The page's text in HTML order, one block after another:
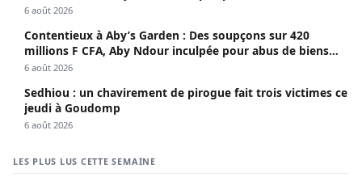
sociaux
6 août 2026
Contentieux à Aby’s Garden : Des soupçons sur 420
millions F CFA, Aby Ndour inculpée pour abus de biens
sociaux
6 août 2026
Sedhiou : un chavirement de pirogue fait trois victimes ce
jeudi à Goudomp
6 août 2026
LES PLUS LUS CETTE SEMAINE